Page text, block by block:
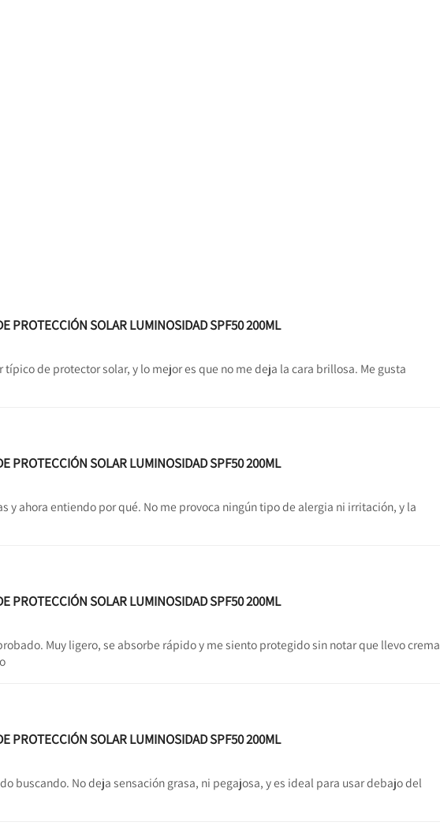
PROTECCIÓN SOLAR LUMINOSIDAD SPF50 200ML
típico de protector solar, y lo mejor es que no me deja la cara brillosa. Me gusta
PROTECCIÓN SOLAR LUMINOSIDAD SPF50 200ML
y ahora entiendo por qué. No me provoca ningún tipo de alergia ni irritación, y la
PROTECCIÓN SOLAR LUMINOSIDAD SPF50 200ML
Muy ligero, se absorbe rápido y me siento protegido sin notar que llevo crema
PROTECCIÓN SOLAR LUMINOSIDAD SPF50 200ML
buscando. No deja sensación grasa, ni pegajosa, y es ideal para usar debajo del